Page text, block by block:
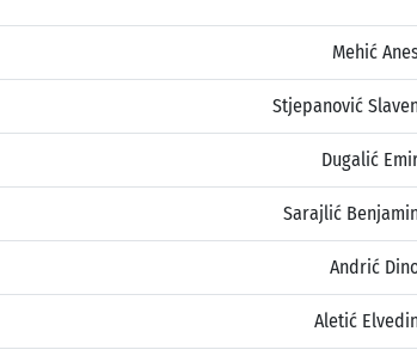
Mehić
Stjepanović
Dugalić
Sarajlić
Andrić
Aletić